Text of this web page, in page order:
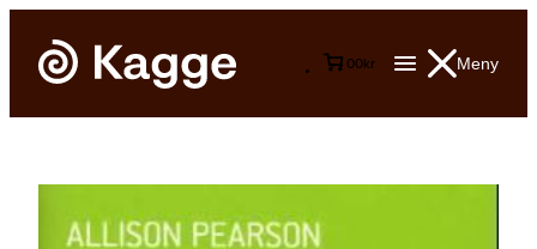
Meny
00kr